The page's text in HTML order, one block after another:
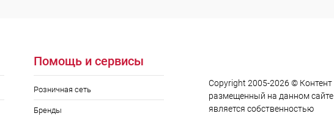
Помощь и сервисы
Розничная сеть
Бренды
Copyright 2005-2026 © Контент
размещенный на данном сайте
является cобственностью